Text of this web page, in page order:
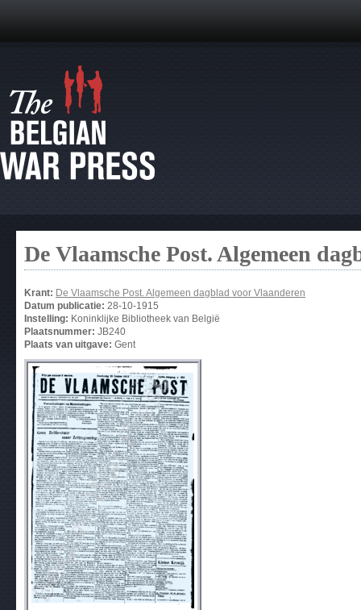
De Vlaamsche Post. Algemeen
Krant: De Vlaamsche Post. Algemeen dagblad voor Vlaanderen
Datum publicatie: 28-10-1915
Instelling: Koninklijke Bibliotheek van België
Plaatsnummer: JB240
Plaats van uitgave: Gent